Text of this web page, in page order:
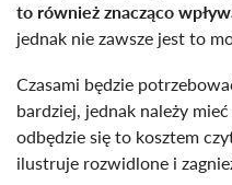
to również znacząco
jednak nie zawsze jest to
Czasami będzie
bardziej, jednak należy
odbędzie się to kosztem
ilustruje rozwidlone i